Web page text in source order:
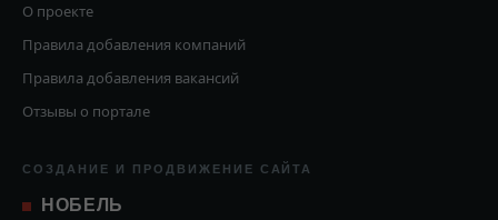
О проекте
Правила добавления компаний
Правила добавления вакансий
Отзывы о портале
СОЗДАНИЕ И ПРОДВИЖЕНИЕ САЙТА
НОБЕЛЬ